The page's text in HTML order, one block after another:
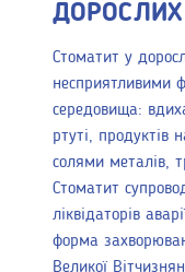
ДОРОСЛИХ
Стоматит у
несприятливими
середовища:
ртуті, продуктів
солями металів,
Стоматит
ліквідаторів
форма
Великої